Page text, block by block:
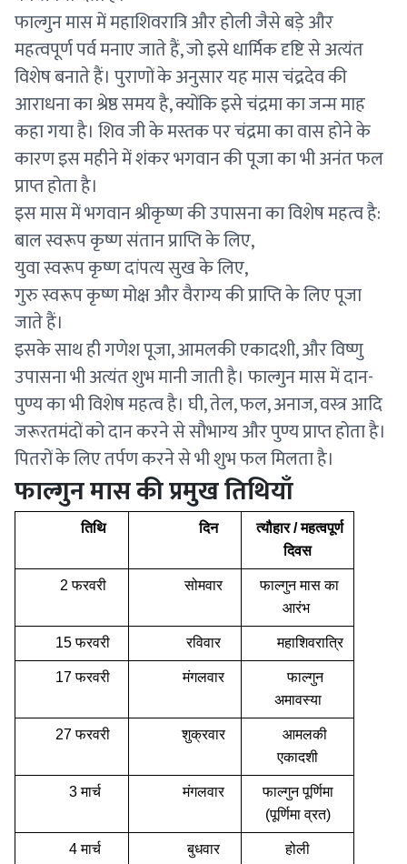
फाल्गुन मास में महाशिवरात्रि और होली जैसे बड़े और
महत्वपूर्ण पर्व मनाए जाते हैं, जो इसे धार्मिक दृष्टि से अत्यंत
विशेष बनाते हैं। पुराणों के अनुसार यह मास चंद्रदेव की
आराधना का श्रेष्ठ समय है, क्योंकि इसे चंद्रमा का जन्म माह
कहा गया है। शिव जी के मस्तक पर चंद्रमा का वास होने के
कारण इस महीने में शंकर भगवान की पूजा का भी अनंत फल
प्राप्त होता है।
इस मास में भगवान श्रीकृष्ण की उपासना का विशेष महत्व है:
बाल स्वरूप कृष्ण संतान प्राप्ति के लिए,
युवा स्वरूप कृष्ण दांपत्य सुख के लिए,
गुरु स्वरूप कृष्ण मोक्ष और वैराग्य की प्राप्ति के लिए पूजा
जाते हैं।
इसके साथ ही गणेश पूजा, आमलकी एकादशी, और विष्णु
उपासना भी अत्यंत शुभ मानी जाती है। फाल्गुन मास में दान-
पुण्य का भी विशेष महत्व है। घी, तेल, फल, अनाज, वस्त्र आदि
जरूरतमंदों को दान करने से सौभाग्य और पुण्य प्राप्त होता है।
पितरों के लिए तर्पण करने से भी शुभ फल मिलता है।
फाल्गुन मास की प्रमुख तिथियाँ
तिथि दिन
त्यौहार / महत्वपूर्ण
दिवस
2 फरवरी सोमवार
फाल्गुन मास का
आरंभ
15 फरवरी रविवार महाशिवरात्रि
17 फरवरी मंगलवार
फाल्गुन
अमावस्या
27 फरवरी शुक्रवार
आमलकी
एकादशी
3 मार्च मंगलवार
फाल्गुन पूर्णिमा
(पूर्णिमा व्रत)
4 मार्च बुधवार होली